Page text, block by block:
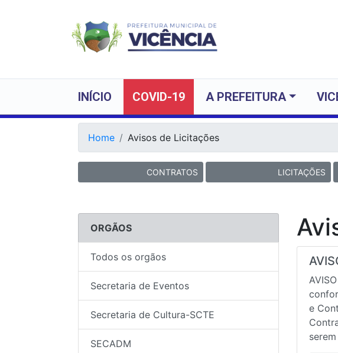
INÍCIO COVID-19 A PREFEITURA
Home Avisos de Licitações
CONTRATOS LICITAÇÕES
ORGÃOS
Todos os orgãos
Secretaria de Eventos
Secretaria de Cultura-SCTE
SECADM
e